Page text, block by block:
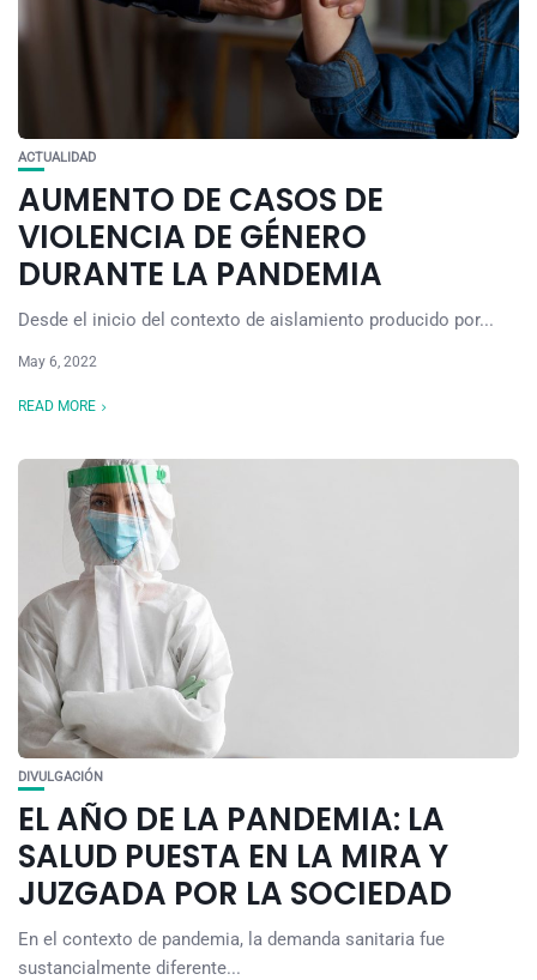
ACTUALIDAD
AUMENTO DE CASOS DE
VIOLENCIA DE GÉNERO
DURANTE LA PANDEMIA
Desde el inicio del contexto de aislamiento producido por...
May 6, 2022
READ MORE
DIVULGACIÓN
EL AÑO DE LA PANDEMIA: LA
SALUD PUESTA EN LA MIRA Y
JUZGADA POR LA SOCIEDAD
En el contexto de pandemia, la demanda sanitaria fue
sustancialmente diferente...